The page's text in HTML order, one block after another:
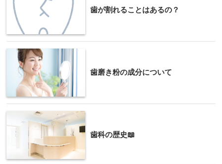
歯が割れることはあるの？
歯磨き粉の成分について
歯科の歴史📖